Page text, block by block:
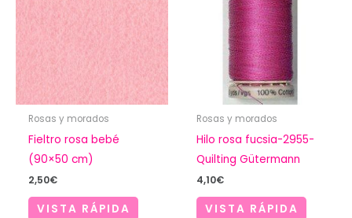
Rosas y morados
Fieltro rosa bebé
(90×50 cm)
2,50€
VISTA RÁPIDA
Rosas y morados
Hilo rosa fucsia-2955-
Quilting Gütermann
4,10€
VISTA RÁPIDA